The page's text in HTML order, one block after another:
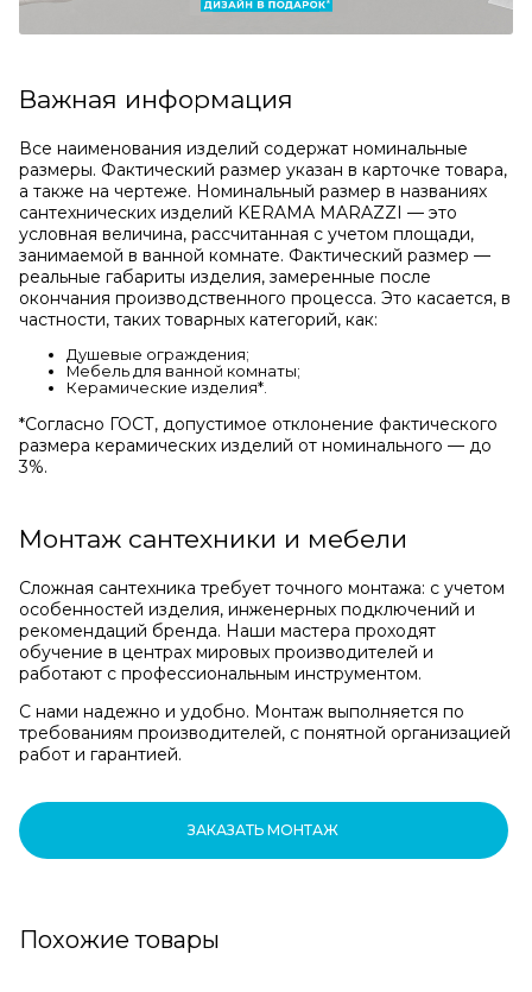
Важная информация
Все наименования изделий содержат номинальные
размеры. Фактический размер указан в карточке товара,
а также на чертеже. Номинальный размер в названиях
сантехнических изделий KERAMA MARAZZI — это
условная величина, рассчитанная с учетом площади,
занимаемой в ванной комнате. Фактический размер —
реальные габариты изделия, замеренные после
окончания производственного процесса. Это касается, в
частности, таких товарных категорий, как:
Душевые ограждения;
Мебель для ванной комнаты;
Керамические изделия*.
*Cогласно ГОСТ, допустимое отклонение фактического
размера керамических изделий от номинального — до
3%.
Монтаж сантехники и мебели
Сложная сантехника требует точного монтажа: с учетом
особенностей изделия, инженерных подключений и
рекомендаций бренда. Наши мастера проходят
обучение в центрах мировых производителей и
работают с профессиональным инструментом.
С нами надежно и удобно. Монтаж выполняется по
требованиям производителей, с понятной организацией
работ и гарантией.
ЗАКАЗАТЬ МОНТАЖ
Похожие товары